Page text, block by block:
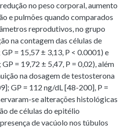
no peso corporal, aumento
e pulmões quando comparados
reprodutivos, no grupo
na contagem das células de
= 15,57 ± 3,13, P < 0.0001) e
= 19,72 ± 5,47, P = 0,02), além
na dosagem de testosterona
GP = 112 ng/dL [48-200], P =
se alterações histológicas
de células do epitélio
de vacúolo nos túbulos